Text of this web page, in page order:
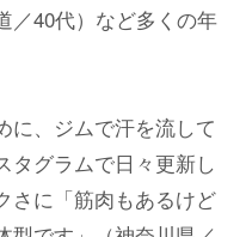
／40代）など多くの年
、ジムで汗を流して
タグラムで日々更新し
さに「筋肉もあるけど